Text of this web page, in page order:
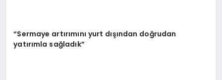
“Sermaye artırımını yurt dışından doğrudan
yatırımla sağladık”